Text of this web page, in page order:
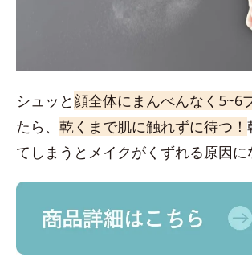
シュッと 顔全体にまんべんなく5~6
たら、 乾くまで肌に触れずに待つ！
てしまうとメイクがくずれる原因に